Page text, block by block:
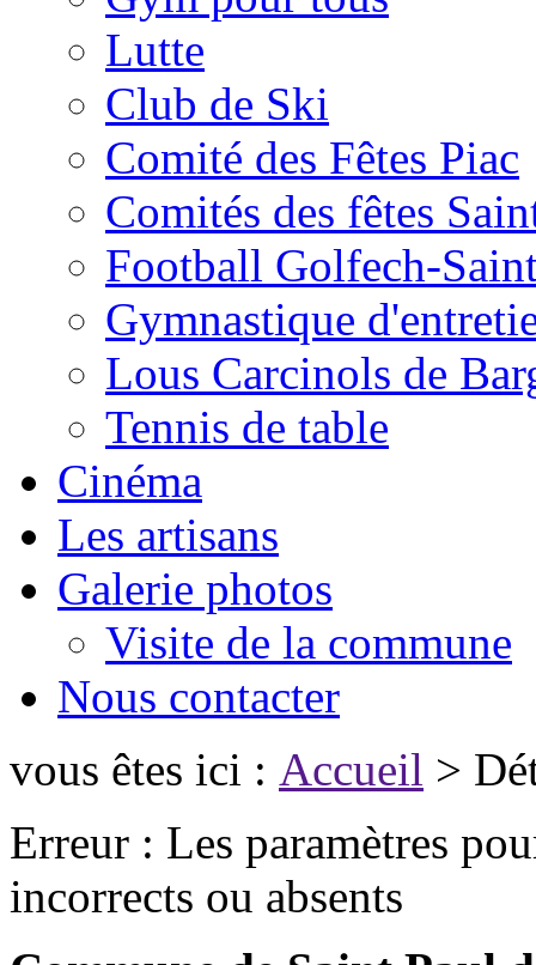
Lutte
Club de Ski
Comité des Fêtes Piac
Comités des fêtes
Football Golfech-
Gymnastique
Lous Carcinols de
Tennis de table
Cinéma
Les artisans
Galerie photos
Visite de la commune
Nous contacter
vous êtes ici : Accueil >
Erreur : Les paramètres
incorrects ou absents